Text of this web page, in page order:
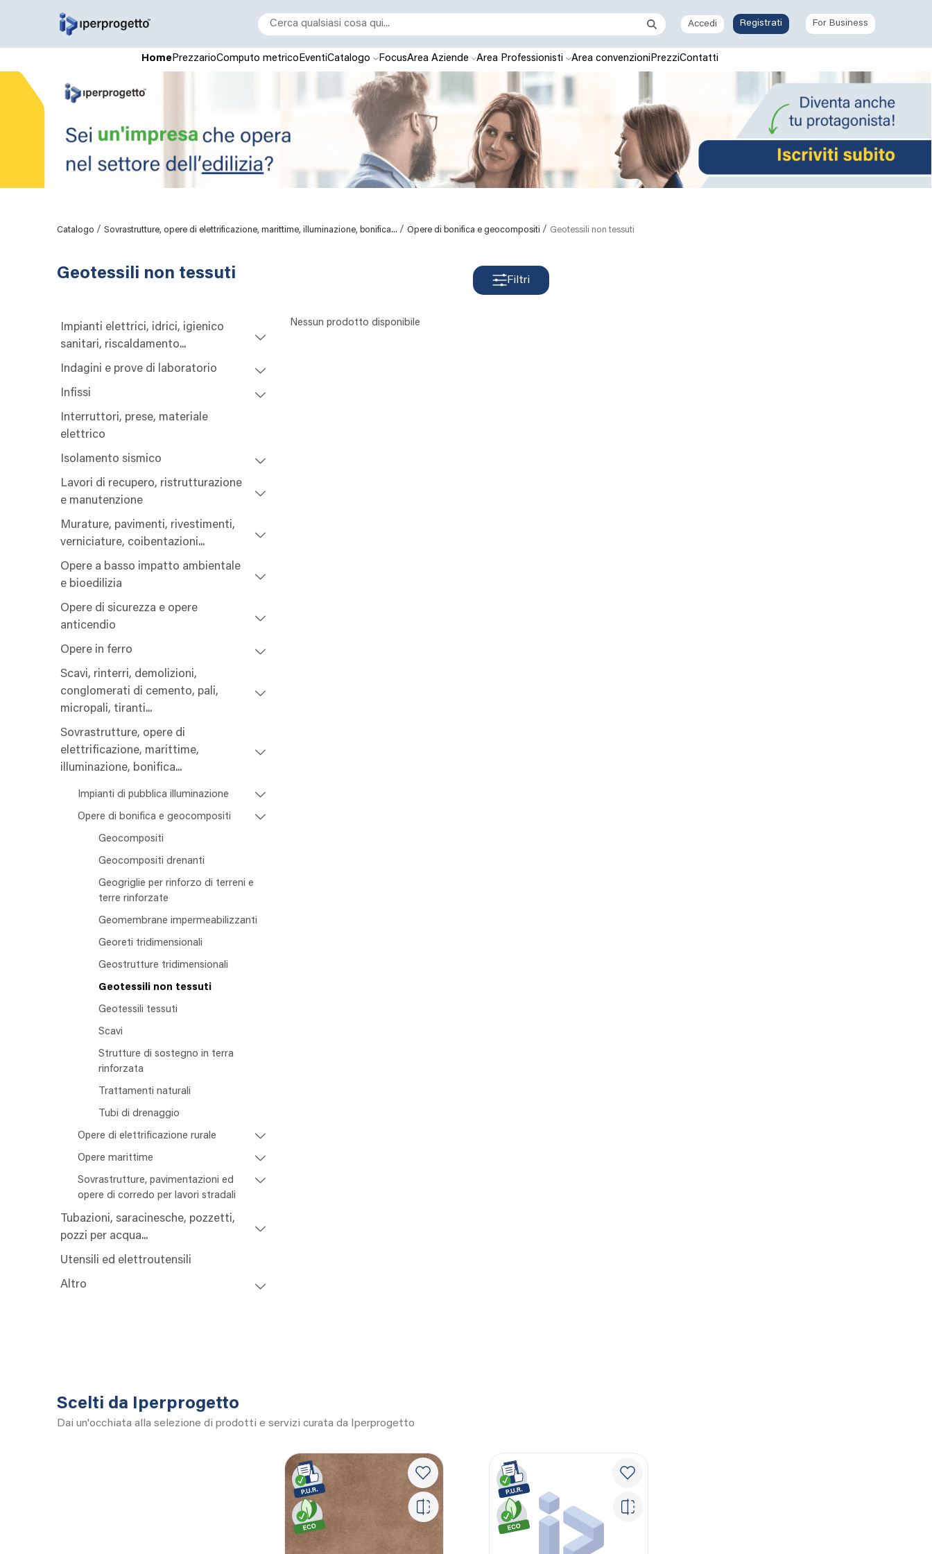
Accedi Registrati For Business
HomePrezzarioComputo metricoEventiCatalogo FocusArea Aziende Area Professionisti Area convenzioniPrezziContatti
Catalogo / Sovrastrutture, opere di elettrificazione, marittime, illuminazione, bonifica... / Opere di bonifica e geocompositi / Geotessili non tessuti
Geotessili non tessuti Filtri
Impianti elettrici, idrici, igienico
sanitari, riscaldamento...
Indagini e prove di laboratorio
Infissi
Interruttori, prese, materiale
elettrico
Isolamento sismico
Lavori di recupero, ristrutturazione
e manutenzione
Murature, pavimenti, rivestimenti,
verniciature, coibentazioni...
Opere a basso impatto ambientale
e bioedilizia
Opere di sicurezza e opere
anticendio
Opere in ferro
Scavi, rinterri, demolizioni,
conglomerati di cemento, pali,
micropali, tiranti...
Sovrastrutture, opere di
elettrificazione, marittime,
illuminazione, bonifica...
Impianti di pubblica illuminazione
Opere di bonifica e geocompositi
Geocompositi
Geocompositi drenanti
Geogriglie per rinforzo di terreni e
terre rinforzate
Geomembrane impermeabilizzanti
Georeti tridimensionali
Geostrutture tridimensionali
Geotessili non tessuti
Geotessili tessuti
Scavi
Strutture di sostegno in terra
rinforzata
Trattamenti naturali
Tubi di drenaggio
Opere di elettrificazione rurale
Opere marittime
Sovrastrutture, pavimentazioni ed
opere di corredo per lavori stradali
Tubazioni, saracinesche, pozzetti,
pozzi per acqua...
Utensili ed elettroutensili
Altro
Nessun prodotto disponibile
Scelti da Iperprogetto
Dai un'occhiata alla selezione di prodotti e servizi curata da Iperprogetto